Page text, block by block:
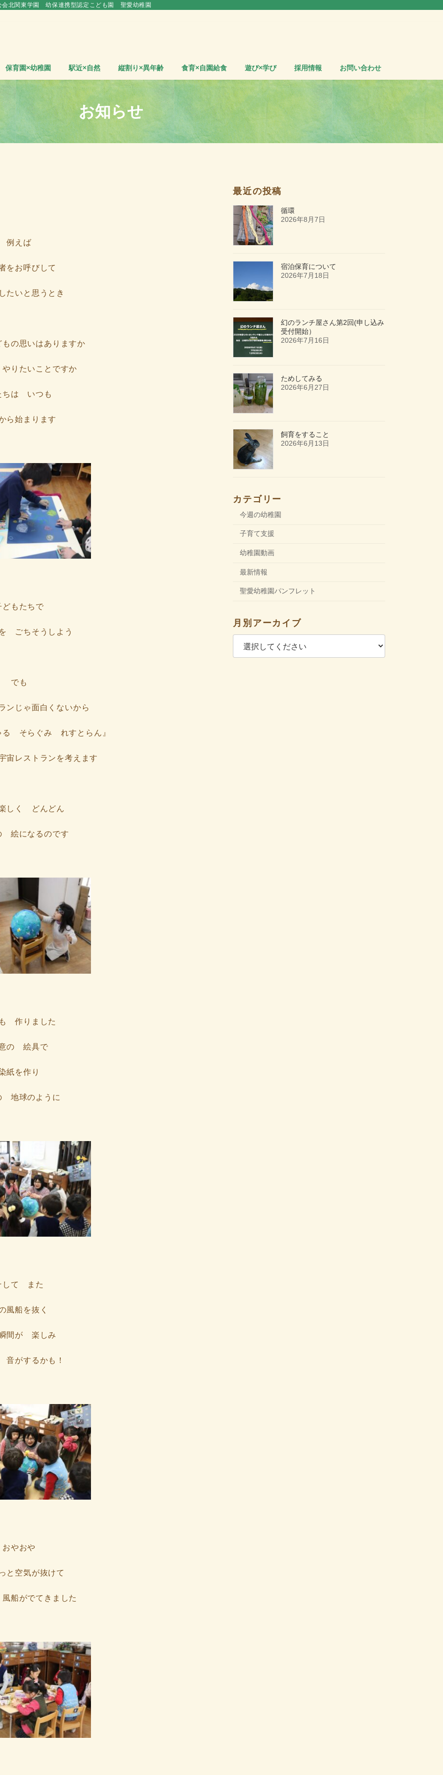
北関東学園 幼保連携型認定こども園 聖愛幼稚園
保育園×幼稚園 駅近×自然 縦割り×異年齢 食育×自園給食 遊び×学び 採用情報 お問い合わせ
お知らせ
例えば
をお呼びして
たいと思うとき
の思いはありますか
りたいことですか
ちは いつも
ら始まります
どもたちで
ごちそうしよう
でも
ンじゃ面白くないから
そらぐみ れすとらん』
レストランを考えます
しく どんどん
絵になるのです
作りました
の 絵具で
紙を作り
地球のように
して また
風船を抜く
間が 楽しみ
がするかも！
おやおや
と空気が抜けて
船がでてきました
最近の投稿
循環
2026年8月7日
宿泊保育について
2026年7月18日
幻のランチ屋さん第2回(申し込み
受付開始）
2026年7月16日
ためしてみる
2026年6月27日
飼育をすること
2026年6月13日
カテゴリー
今週の幼稚園
子育て支援
幼稚園動画
最新情報
聖愛幼稚園パンフレット
月別アーカイブ